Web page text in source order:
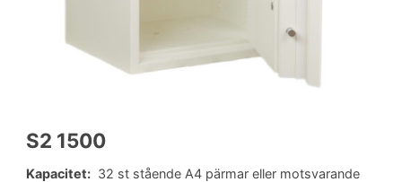
S2 1500
Kapacitet:32 st stående A4 pärmar eller motsvarande